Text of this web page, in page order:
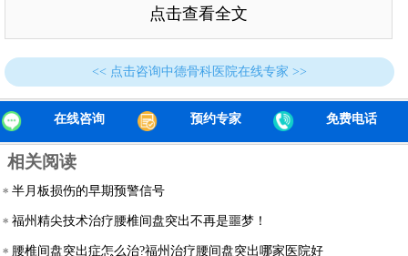
残疾。该病主要发生在男性青少年，年龄16～30岁是发病高峰
年龄。为了及早发现疾病，医生提出了一种诊断疾病的简单方
法。
高度警惕，以便早期诊断和早期治疗。尤其是青年人是膝关节
肿胀和疼痛的首发症状，但无典型的中轴关节病变，应警惕强
直性脊柱炎的可能性。
有两个关节疼痛和其他疼痛测试。一种是骶髂关节检查和
骶髂关节的CT检查。另一个是HLA-B27的检测。如果试验结
果为阳性，则确定为强直性脊柱炎。
点击查看全文
<< 点击咨询中德骨科医院在线专家 >>
在线咨询 预约专家 免费电话
相关阅读
半月板损伤的早期预警信号
福州精尖技术治疗腰椎间盘突出不再是噩梦！
腰椎间盘突出症怎么治?福州治疗腰间盘突出哪家医院好